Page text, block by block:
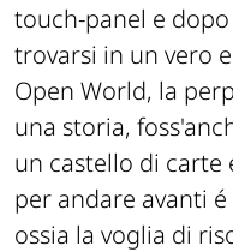
touch-panel e
trovarsi in un vero
Open World, la
una storia,
un castello di carte
per andare avanti
ossia la voglia di